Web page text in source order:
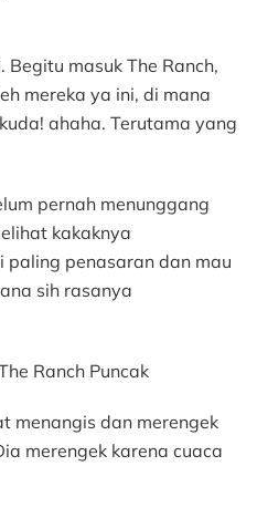
masuk The Ranch,
mereka ya ini, di mana
ahaha. Terutama yang
pernah menunggang
kakaknya
paling penasaran dan mau
sih rasanya
menangis dan merengek
merengek karena cuaca